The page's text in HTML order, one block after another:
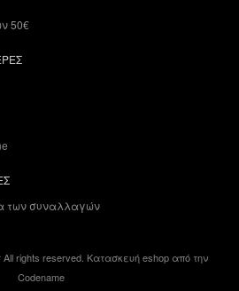
50€
των συναλλαγών
rights reserved. Κατασκευή eshopαπό την
Codename